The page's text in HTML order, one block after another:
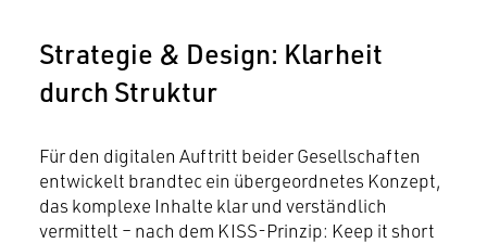
Strategie & Design: Klarheit
durch Struktur
Für den digitalen Auftritt beider Gesellschaften
entwickelt brandtec ein übergeordnetes Konzept,
das komplexe Inhalte klar und verständlich
vermittelt – nach dem KISS-Prinzip: Keep it short